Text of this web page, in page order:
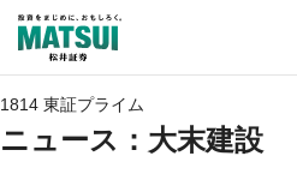
1814 東証プライム
ニュース ：大末建設